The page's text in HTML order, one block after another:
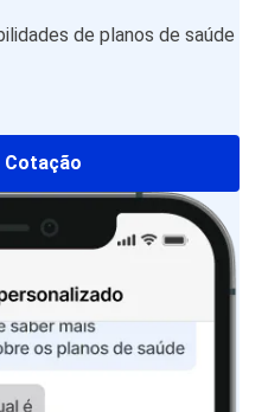
de planos de saúde